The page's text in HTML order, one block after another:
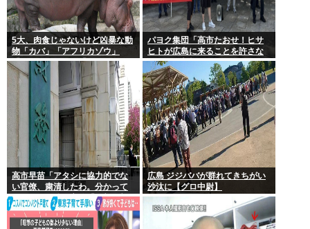
5大、肉食じゃないけど凶暴な動
物「カバ」「アフリカゾウ」
「バッファロー」「コーカサス
オオカブト」
パヨク集団「高市たおせ！ヒサ
ヒトが広島に来ることを許さな
い！天皇制打倒！」
高市早苗「アタシに協力的でな
い官僚、粛清したわ。分かって
るわね？」他の官僚「(ブルブ
ル)」
広島 ジジババが群れてきちがい
沙汰に【グロ中尉】